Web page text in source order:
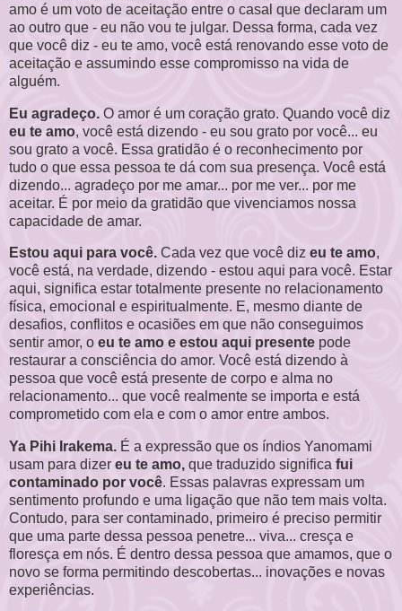
amo é um voto de aceitação entre o casal que declaram um
ao outro que - eu não vou te julgar. Dessa forma, cada vez
que você diz - eu te amo, você está renovando esse voto de
aceitação e assumindo esse compromisso na vida de
alguém.
Eu agradeço. O amor é um coração grato. Quando você diz
eu te amo, você está dizendo - eu sou grato por você... eu
sou grato a você. Essa gratidão é o reconhecimento por
tudo o que essa pessoa te dá com sua presença. Você está
dizendo... agradeço por me amar... por me ver... por me
aceitar. É por meio da gratidão que vivenciamos nossa
capacidade de amar.
Estou aqui para você. Cada vez que você diz eu te amo,
você está, na verdade, dizendo - estou aqui para você. Estar
aqui, significa estar totalmente presente no relacionamento
física, emocional e espiritualmente. E, mesmo diante de
desafios, conflitos e ocasiões em que não conseguimos
sentir amor, o eu te amo e estou aqui presente pode
restaurar a consciência do amor. Você está dizendo à
pessoa que você está presente de corpo e alma no
relacionamento... que você realmente se importa e está
comprometido com ela e com o amor entre ambos.
Ya Pihi Irakema. É a expressão que os índios Yanomami
usam para dizer eu te amo, que traduzido significa fui
contaminado por você. Essas palavras expressam um
sentimento profundo e uma ligação que não tem mais volta.
Contudo, para ser contaminado, primeiro é preciso permitir
que uma parte dessa pessoa penetre... viva... cresça e
floresça em nós. É dentro dessa pessoa que amamos, que o
novo se forma permitindo descobertas... inovações e novas
experiências.